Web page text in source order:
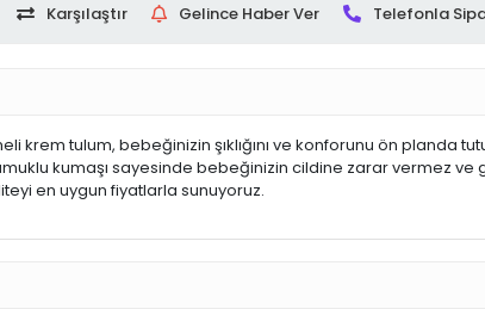
Karşılaştır Gelince Haber Ver Telefonla
krem tulum, bebeğinizin şıklığını ve konforunu ön planda
kumaşı sayesinde bebeğinizin cildine zarar vermez ve
en uygun fiyatlarla sunuyoruz.